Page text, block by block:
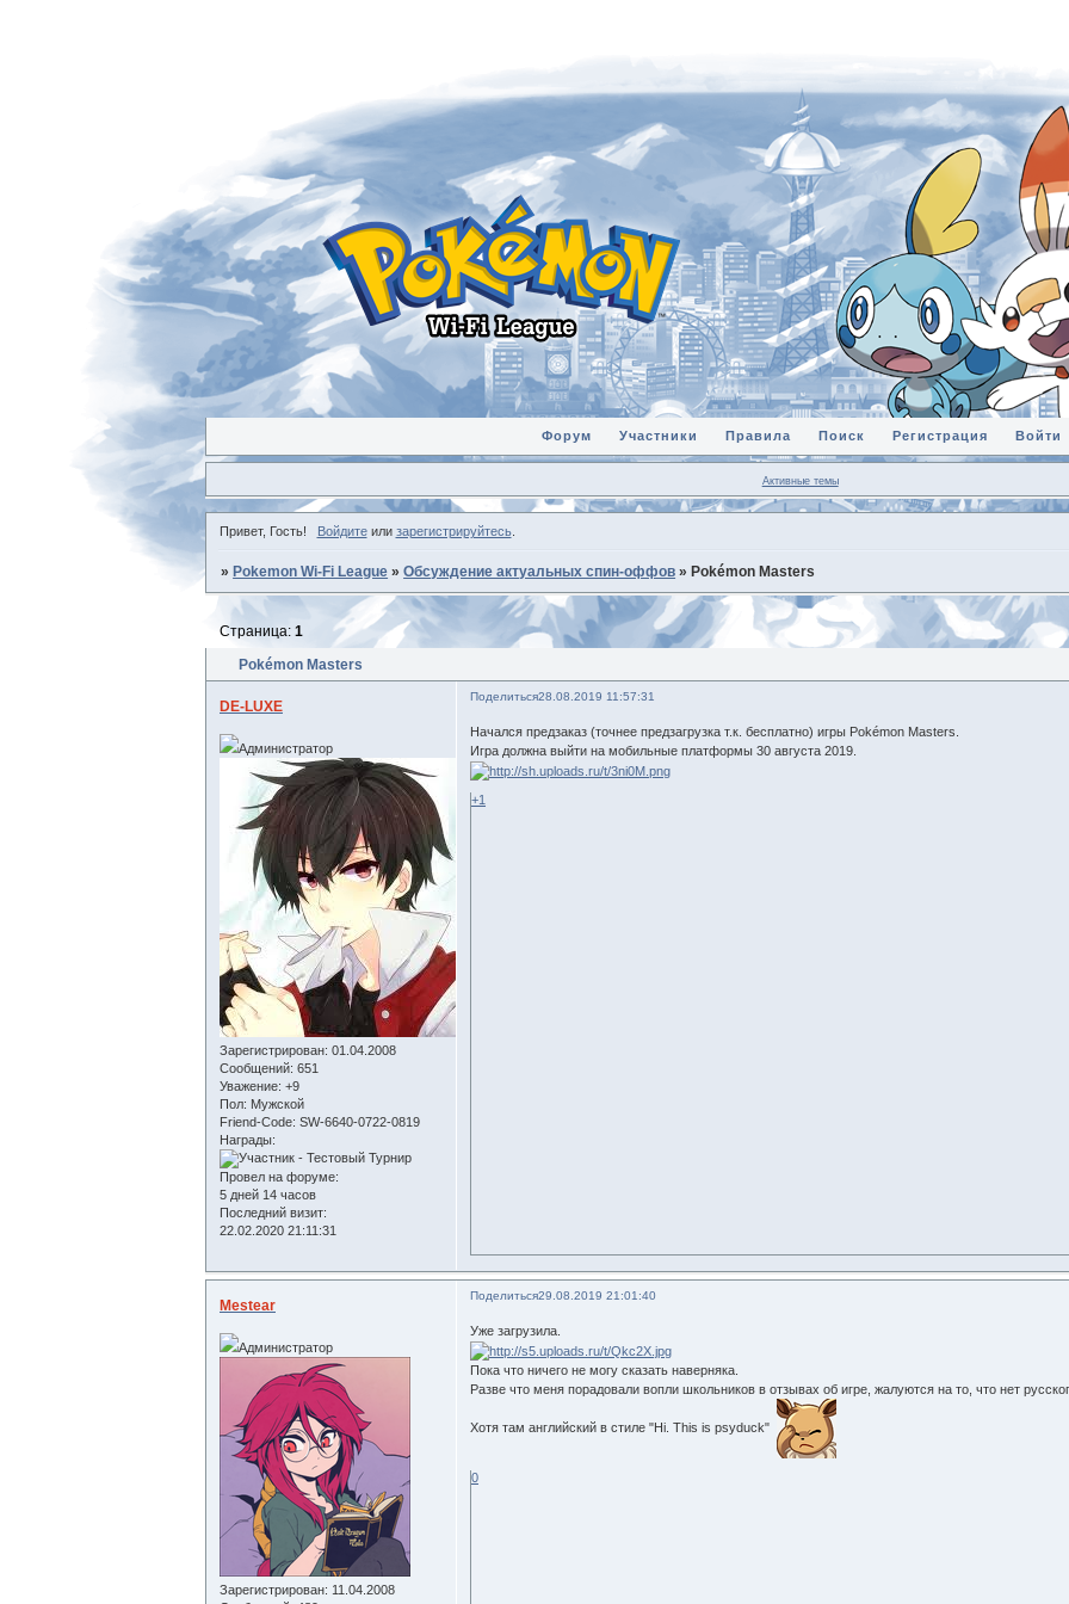
Форум Участники Правила Поиск Регистрация Войти
Активные темы
Привет, Гость! Войдитеили зарегистрируйтесь.
» Pokemon Wi-Fi League »Обсуждение актуальных спин-оффов » Pokémon Masters
Pokémon Masters
Страница:1
Поделиться28.08.2019 11:57:31
DE-LUXE
Администратор
Зарегистрирован: 01.04.2008
Сообщений: 651
Уважение: +9
Пол: Мужской
Friend-Сode: SW-6640-0722-0819
Награды:
Провел на форуме:
5 дней 14 часов
Последний визит:
22.02.2020 21:11:31
Начался предзаказ (точнее предзагрузка т.к. бесплатно) игры Pokémon Masters.
Игра должна выйти на мобильные платформы 30 августа 2019.
+1
Поделиться29.08.2019 21:01:40
Mestear
Администратор
Зарегистрирован: 11.04.2008
Уже загрузила.
Пока что ничего не могу сказать наверняка.
Разве что меня порадовали вопли школьников в отзывах об игре, жалуются на то, что нет
Хотя там английский в стиле "Hi. This is psyduck"
0